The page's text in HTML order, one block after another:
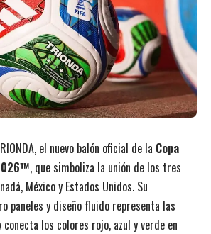
el nuevo balón oficial de la Copa
, que simboliza la unión de los tres
México y Estados Unidos. Su
paneles y diseño fluido representa las
conecta los colores rojo, azul y verde en